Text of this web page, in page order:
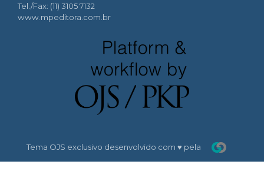
Tel./Fax: (11) 3105 7132
www.mpeditora.com.br
Tema OJS exclusivo desenvolvido com ♥ pela